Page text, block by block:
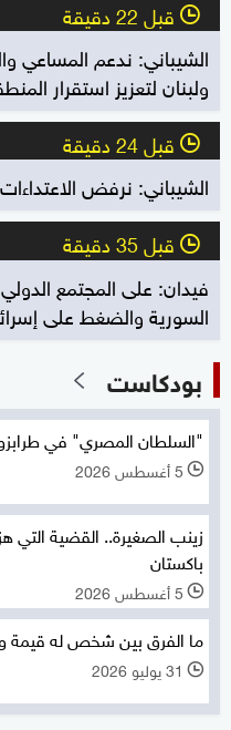
l قبل 22 دقيقة
الشيباني: ندعم المساعي
ولبنان لتعزيز استقرار
l قبل 24 دقيقة
الشيباني: نرفض
l قبل 35 دقيقة
فيدان: على المجتمع
السورية والضغط على
بودكاست
"السلطان المصري" في
l 5 أغسطس 2026
زينب الصغيرة.. القضية التي
باكستان
l 5 أغسطس 2026
ما الفرق بين شخص له قيمة
l 31 يوليو 2026